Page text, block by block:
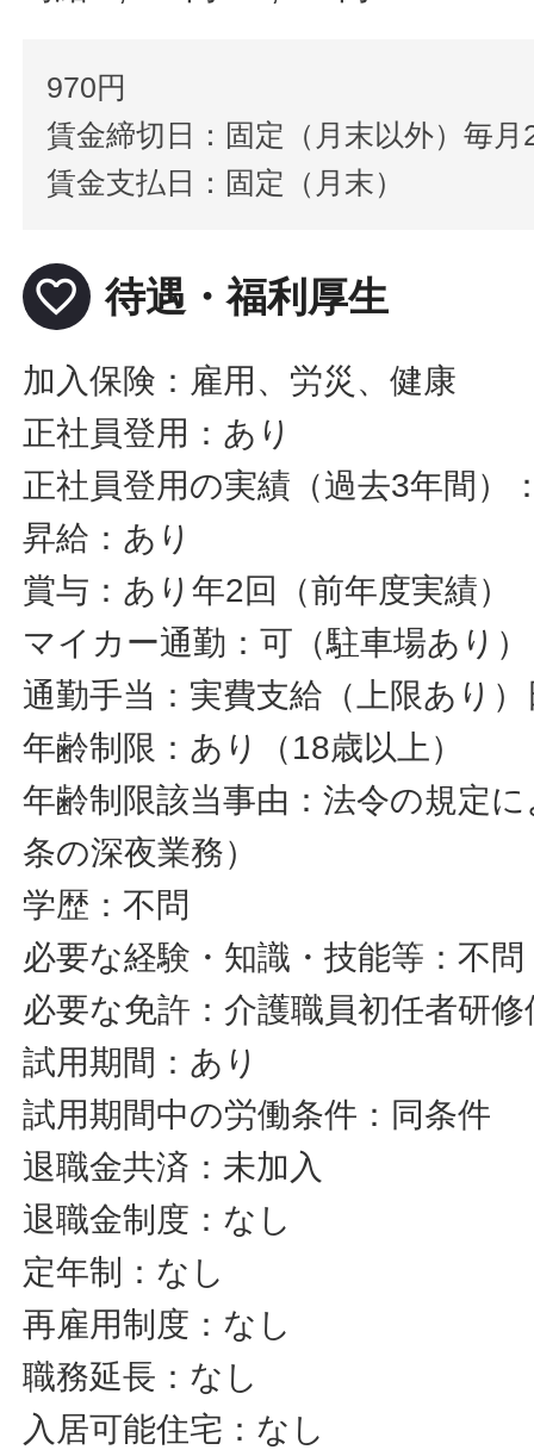
970円
賃金締切日：固定（月末以外）毎月
賃金支払日：固定（月末）
favorite_border 待遇・福利厚生
加入保険：雇用、労災、健康
正社員登用：あり
正社員登用の実績（過去3年間）
昇給：あり
賞与：あり年2回（前年度実績）
マイカー通勤：可（駐車場あり）
通勤手当：実費支給（上限あり
年齢制限：あり（18歳以上）
年齢制限該当事由：法令の規定
条の深夜業務）
学歴：不問
必要な経験・知識・技能等：不問
必要な免許：介護職員初任者研
試用期間：あり
試用期間中の労働条件：同条件
退職金共済：未加入
退職金制度：なし
定年制：なし
再雇用制度：なし
職務延長：なし
入居可能住宅：なし